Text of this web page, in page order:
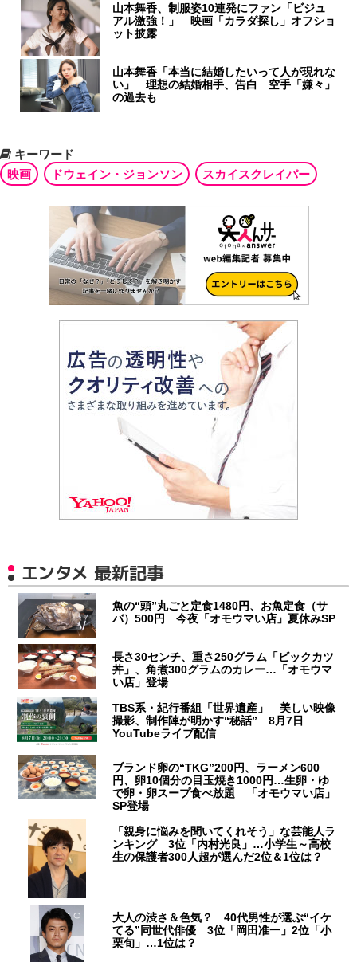
山本舞香、制服姿10連発にファン「ビジュ
アル激強！」 映画「カラダ探し」オフショ
ット披露
山本舞香「本当に結婚したいって人が現れな
い」 理想の結婚相手、告白 空手「嫌々」
の過去も
キーワード
映画
ドウェイン・ジョンソン スカイスクレイパー
エンタメ 最新記事
魚の“頭”丸ごと定食1480円、お魚定食（サ
バ）500円 今夜「オモウマい店」夏休みSP
長さ30センチ、重さ250グラム「ビックカツ
丼」、角煮300グラムのカレー…「オモウマ
い店」登場
TBS系・紀行番組「世界遺産」 美しい映像
撮影、制作陣が明かす“秘話” 8月7日
YouTubeライブ配信
ブランド卵の“TKG”200円、ラーメン600
円、卵10個分の目玉焼き1000円…生卵・ゆ
で卵・卵スープ食べ放題 「オモウマい店」
SP登場
「親身に悩みを聞いてくれそう」な芸能人ラ
ンキング 3位「内村光良」…小学生～高校
生の保護者300人超が選んだ2位＆1位は？
大人の渋さ＆色気？ 40代男性が選ぶ“イケ
てる”同世代俳優 3位「岡田准一」2位「小
栗旬」…1位は？